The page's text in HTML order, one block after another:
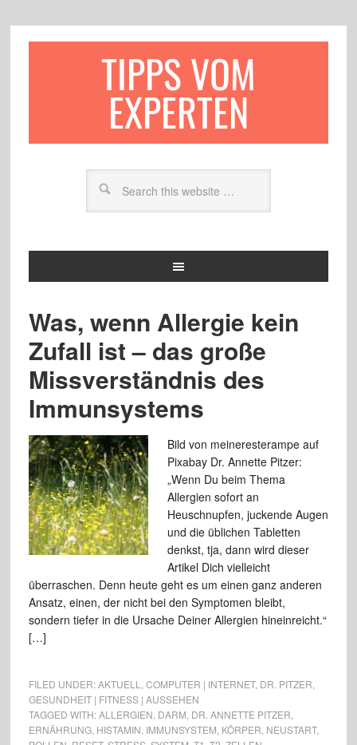
TIPPS VOM
EXPERTEN
Was, wenn Allergie kein
Zufall ist – das große
Missverständnis des
Immunsystems
Bild von meineresterampe auf
Pixabay Dr. Annette Pitzer:
„Wenn Du beim Thema
Allergien sofort an
Heuschnupfen, juckende Augen
und die üblichen Tabletten
denkst, tja, dann wird dieser
Artikel Dich vielleicht
überraschen. Denn heute geht es um einen ganz anderen
Ansatz, einen, der nicht bei den Symptomen bleibt,
sondern tiefer in die Ursache Deiner Allergien hineinreicht.“
[…]
FILED UNDER:AKTUELL COMPUTER | INTERNET, DR. PITZER
GESUNDHEIT | FITNESS | AUSSEHEN
TAGGED WITH:ALLERGIEN DARM DR. ANNETTE PITZER
ERNÄHRUNG, HISTAMIN IMMUNSYSTEM KÖRPER NEUSTART,